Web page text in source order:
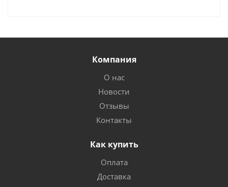
Компания
О нас
Новости
Отзывы
Контакты
Как купить
Оплата
Доставка